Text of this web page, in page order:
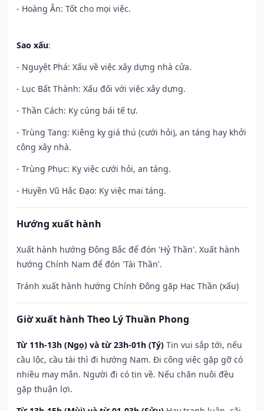
- Hoàng Ân: Tốt cho mọi việc.
Sao xấu:
- Nguyệt Phá: Xấu về việc xây dựng nhà cửa.
- Lục Bất Thành: Xấu đối với việc xây dựng.
- Thần Cách: Kỵ cúng bái tế tự.
- Trùng Tang: Kiêng kỵ giá thú (cưới hỏi), an táng hay khởi
công xây nhà.
- Trùng Phục: Kỵ việc cưới hỏi, an táng.
- Huyền Vũ Hắc Đạo: Kỵ việc mai táng.
Hướng xuất hành
Xuất hành hướng Đông Bắc để đón 'Hỷ Thần'. Xuất hành
hướng Chính Nam để đón 'Tài Thần'.
Tránh xuất hành hướng Chính Đông gặp Hạc Thần (xấu)
Giờ xuất hành Theo Lý Thuần Phong
Từ 11h-13h (Ngọ) và từ 23h-01h (Tý) Tin vui sắp tới, nếu
cầu lộc, cầu tài thì đi hướng Nam. Đi công việc gặp gỡ có
nhiều may mắn. Người đi có tin về. Nếu chăn nuôi đều
gặp thuận lợi.